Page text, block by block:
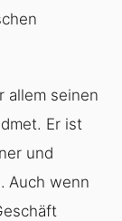
allem seinen
Er ist
und
Auch wenn